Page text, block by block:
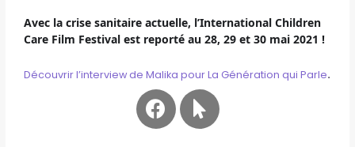
Avec la crise sanitaire actuelle, l’International Children
Care Film Festival est reporté au 28, 29 et 30 mai 2021 !
Découvrir l’interview de Malika pour La Génération qui Parle.